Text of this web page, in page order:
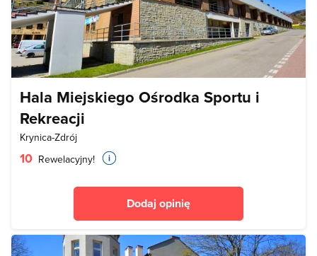
Hala Miejskiego Ośrodka Sportu i
Rekreacji
Krynica-Zdrój
10 Rewelacyjny!
Dodaj opinię